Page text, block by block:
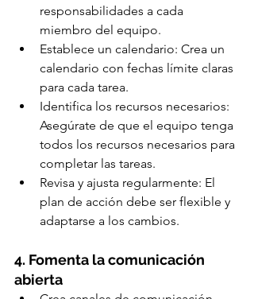
responsabilidades a cada
miembro del equipo.
Establece un calendario: Crea un
calendario con fechas límite claras
para cada tarea.
Identifica los recursos necesarios:
Asegúrate de que el equipo tenga
todos los recursos necesarios para
completar las tareas.
Revisa y ajusta regularmente: El
plan de acción debe ser flexible y
adaptarse a los cambios.
4. Fomenta la comunicación
abierta